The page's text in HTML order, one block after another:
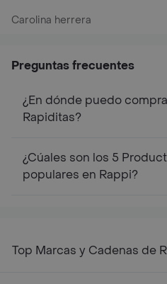
Carolina herrera
Preguntas frecuentes
¿En dónde puedo
Rapiditas?
¿Cúales son los 5
populares en Rappi?
Top Marcas y Cadenas de